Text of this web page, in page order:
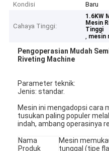
Kondisi
Baru
Cahaya Tinggi:
1.6KW
Mesin
Tinggi
, mesin
Pengoperasian Mudah
Riveting Machine​
Parameter teknik:
Jenis: standar.
Mesin ini mengadopsi cara
tusukan paling populer
indah, ambang operasinya
Nama
Produk
Mesin
tunggal (tipe